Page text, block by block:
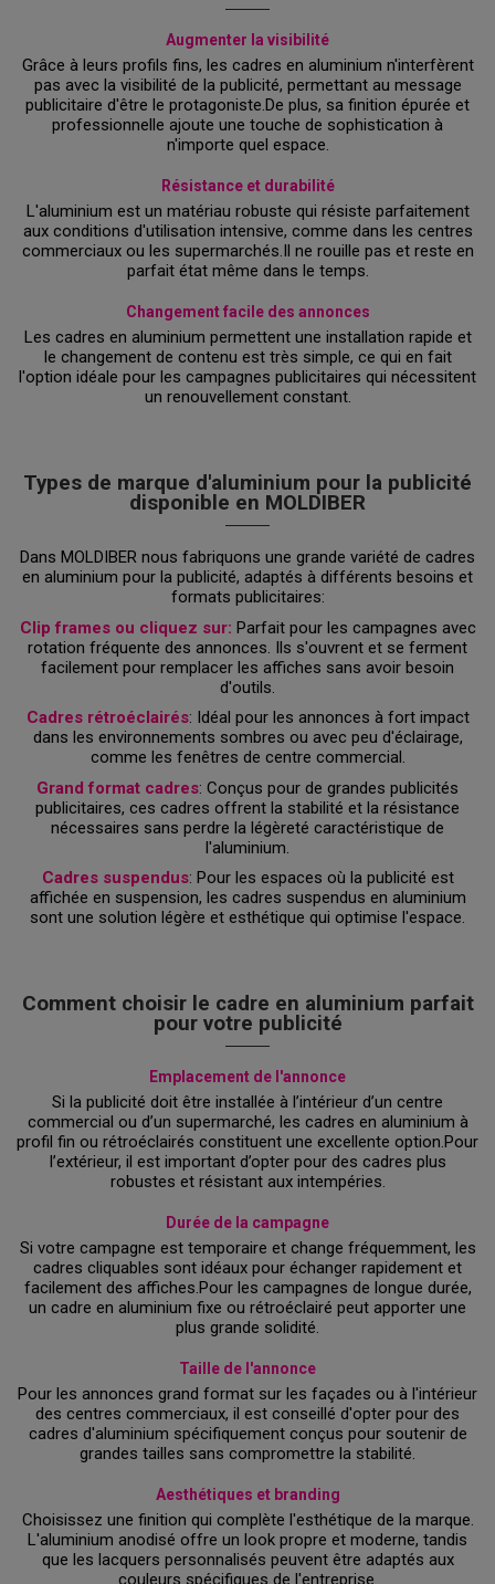
Augmenter la visibilité
Grâce à leurs profils fins, les cadres en aluminium n'interfèrent
pas avec la visibilité de la publicité, permettant au message
publicitaire d'être le protagoniste.De plus, sa finition épurée et
professionnelle ajoute une touche de sophistication à
n'importe quel espace.
Résistance et durabilité
L'aluminium est un matériau robuste qui résiste parfaitement
aux conditions d'utilisation intensive, comme dans les centres
commerciaux ou les supermarchés.Il ne rouille pas et reste en
parfait état même dans le temps.
Changement facile des annonces
Les cadres en aluminium permettent une installation rapide et
le changement de contenu est très simple, ce qui en fait
l'option idéale pour les campagnes publicitaires qui nécessitent
un renouvellement constant.
Types de marque d'aluminium pour la publicité
disponible en MOLDIBER
Dans MOLDIBER nous fabriquons une grande variété de cadres
en aluminium pour la publicité, adaptés à différents besoins et
formats publicitaires:
Clip frames ou cliquez sur: Parfait pour les campagnes avec
rotation fréquente des annonces. Ils s'ouvrent et se ferment
facilement pour remplacer les affiches sans avoir besoin
d'outils.
Cadres rétroéclairés: Idéal pour les annonces à fort impact
dans les environnements sombres ou avec peu d'éclairage,
comme les fenêtres de centre commercial.
Grand format cadres: Conçus pour de grandes publicités
publicitaires, ces cadres offrent la stabilité et la résistance
nécessaires sans perdre la légèreté caractéristique de
l'aluminium.
Cadres suspendus: Pour les espaces où la publicité est
affichée en suspension, les cadres suspendus en aluminium
sont une solution légère et esthétique qui optimise l'espace.
Comment choisir le cadre en aluminium parfait
pour votre publicité
Emplacement de l'annonce
Si la publicité doit être installée à l’intérieur d’un centre
commercial ou d’un supermarché, les cadres en aluminium à
profil fin ou rétroéclairés constituent une excellente option.Pour
l’extérieur, il est important d’opter pour des cadres plus
robustes et résistant aux intempéries.
Durée de la campagne
Si votre campagne est temporaire et change fréquemment, les
cadres cliquables sont idéaux pour échanger rapidement et
facilement des affiches.Pour les campagnes de longue durée,
un cadre en aluminium fixe ou rétroéclairé peut apporter une
plus grande solidité.
Taille de l'annonce
Pour les annonces grand format sur les façades ou à l'intérieur
des centres commerciaux, il est conseillé d'opter pour des
cadres d'aluminium spécifiquement conçus pour soutenir de
grandes tailles sans compromettre la stabilité.
Aesthétiques et branding
Choisissez une finition qui complète l'esthétique de la marque.
L'aluminium anodisé offre un look propre et moderne, tandis
que les lacquers personnalisés peuvent être adaptés aux
couleurs spécifiques de l'entreprise.